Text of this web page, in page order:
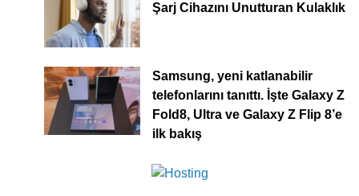
Şarj Cihazını Unutturan Kulaklık
Samsung, yeni katlanabilir
telefonlarını tanıttı. İşte Galaxy Z
Fold8, Ultra ve Galaxy Z Flip 8’e
ilk bakış